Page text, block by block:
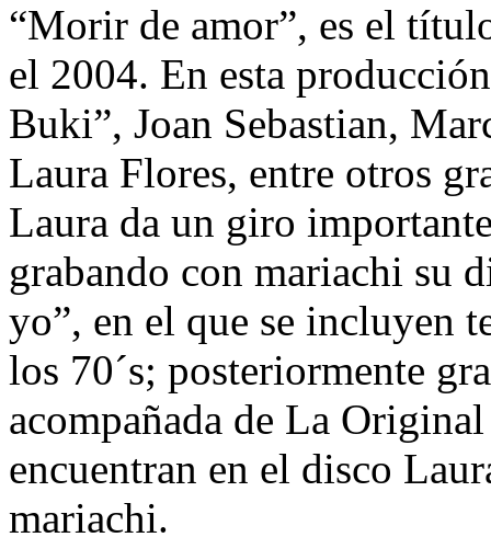
“Morir de amor”, es el
el 2004. En esta
Buki”, Joan Sebastian,
Laura Flores, entre otros
Laura da un giro
grabando con mariachi su
yo”, en el que se incluyen
los 70´s; posteriormente
acompañada de La
encuentran en el disco
mariachi.